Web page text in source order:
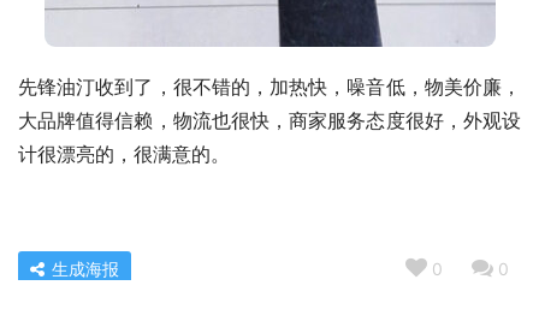
先锋油汀收到了，很不错的，加热快，噪音低，物美价廉，
大品牌值得信赖，物流也很快，商家服务态度很好，外观设
计很漂亮的，很满意的。
0 0
生成海报